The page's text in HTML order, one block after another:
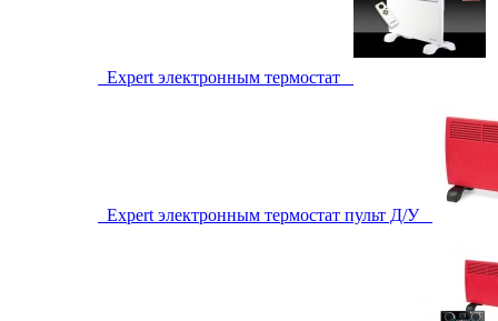
Expert электронным термостат
Expert электронным термостат пульт Д/У